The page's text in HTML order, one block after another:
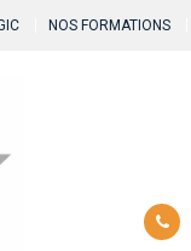
NOS FORMATIONS